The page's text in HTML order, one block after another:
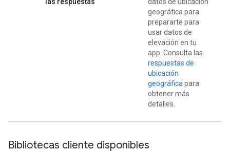
las respuestas
datos de ubicación
geográfica para
prepararte para
usar datos de
elevación en tu
app. Consulta las
respuestas de
ubicación
geográficapara
obtener más
detalles.
Bibliotecas cliente disponibles